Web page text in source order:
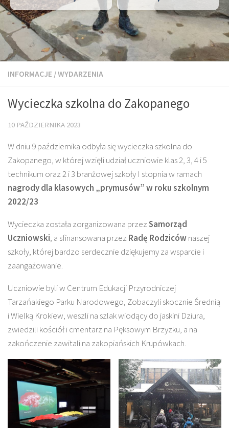
INFORMACJE /WYDARZENIA
Wycieczka szkolna do Zakopanego
10 PAŹDZIERNIKA 2023
W dniu 9 października odbyła się wycieczka szkolna do
Zakopanego, w której wzięli udział uczniowie klas 2, 3, 4 i 5
technikum oraz 2 i 3 branżowej szkoły I stopnia w ramach
nagrody dla klasowych „prymusów” w roku szkolnym
2022/23
Wycieczka została zorganizowana przezSamorząd
Uczniowski, a sfinansowana przez Radę Rodziców naszej
szkoły, której bardzo serdecznie dziękujemy za wsparcie i
zaangażowanie.
Uczniowie byli w Centrum Edukacji Przyrodniczej
Tarzańakiego Parku Narodowego, Zobaczyli skocznie Średnią
i Wielką Krokiew, weszli na szlak wiodący do jaskini Dziura,
zwiedzili kościół i cmentarz na Pęksowym Brzyzku, a na
zakończenie zawitali na zakopiańskich Krupówkach.